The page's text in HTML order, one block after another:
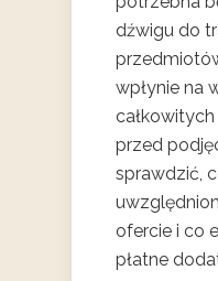
dźwigu do
wpłynie na
przed
sprawdzić,
ofercie i co
płatne